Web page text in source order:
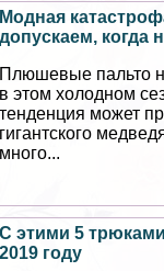
Модная
допускаем, когда
Плюшевые пальто
в этом холодном
тенденция может
гигантского
много...
С этими 5
2019 году